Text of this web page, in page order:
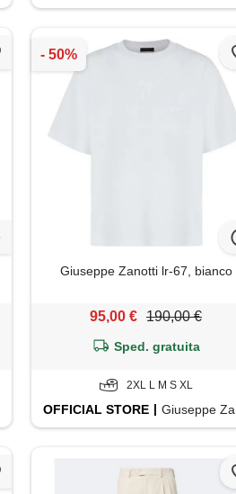
Giuseppe Zanotti lr-67, bianco
95,00 € 190,00 €
Sped. gratuita
2XL L M S XL
OFFICIALSTORE Giuseppe Zanotti